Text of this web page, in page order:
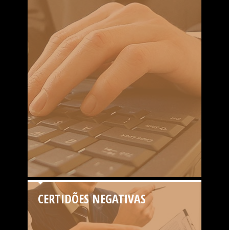
CERTIDÕES NEGATIVAS
CERTIDÕES NEGATIVAS
Certidões em âmbito Federal (Dívida Ativa, Consultas
do Simples, Previdência Social, etc), também de todos
os estados e vários municípios...